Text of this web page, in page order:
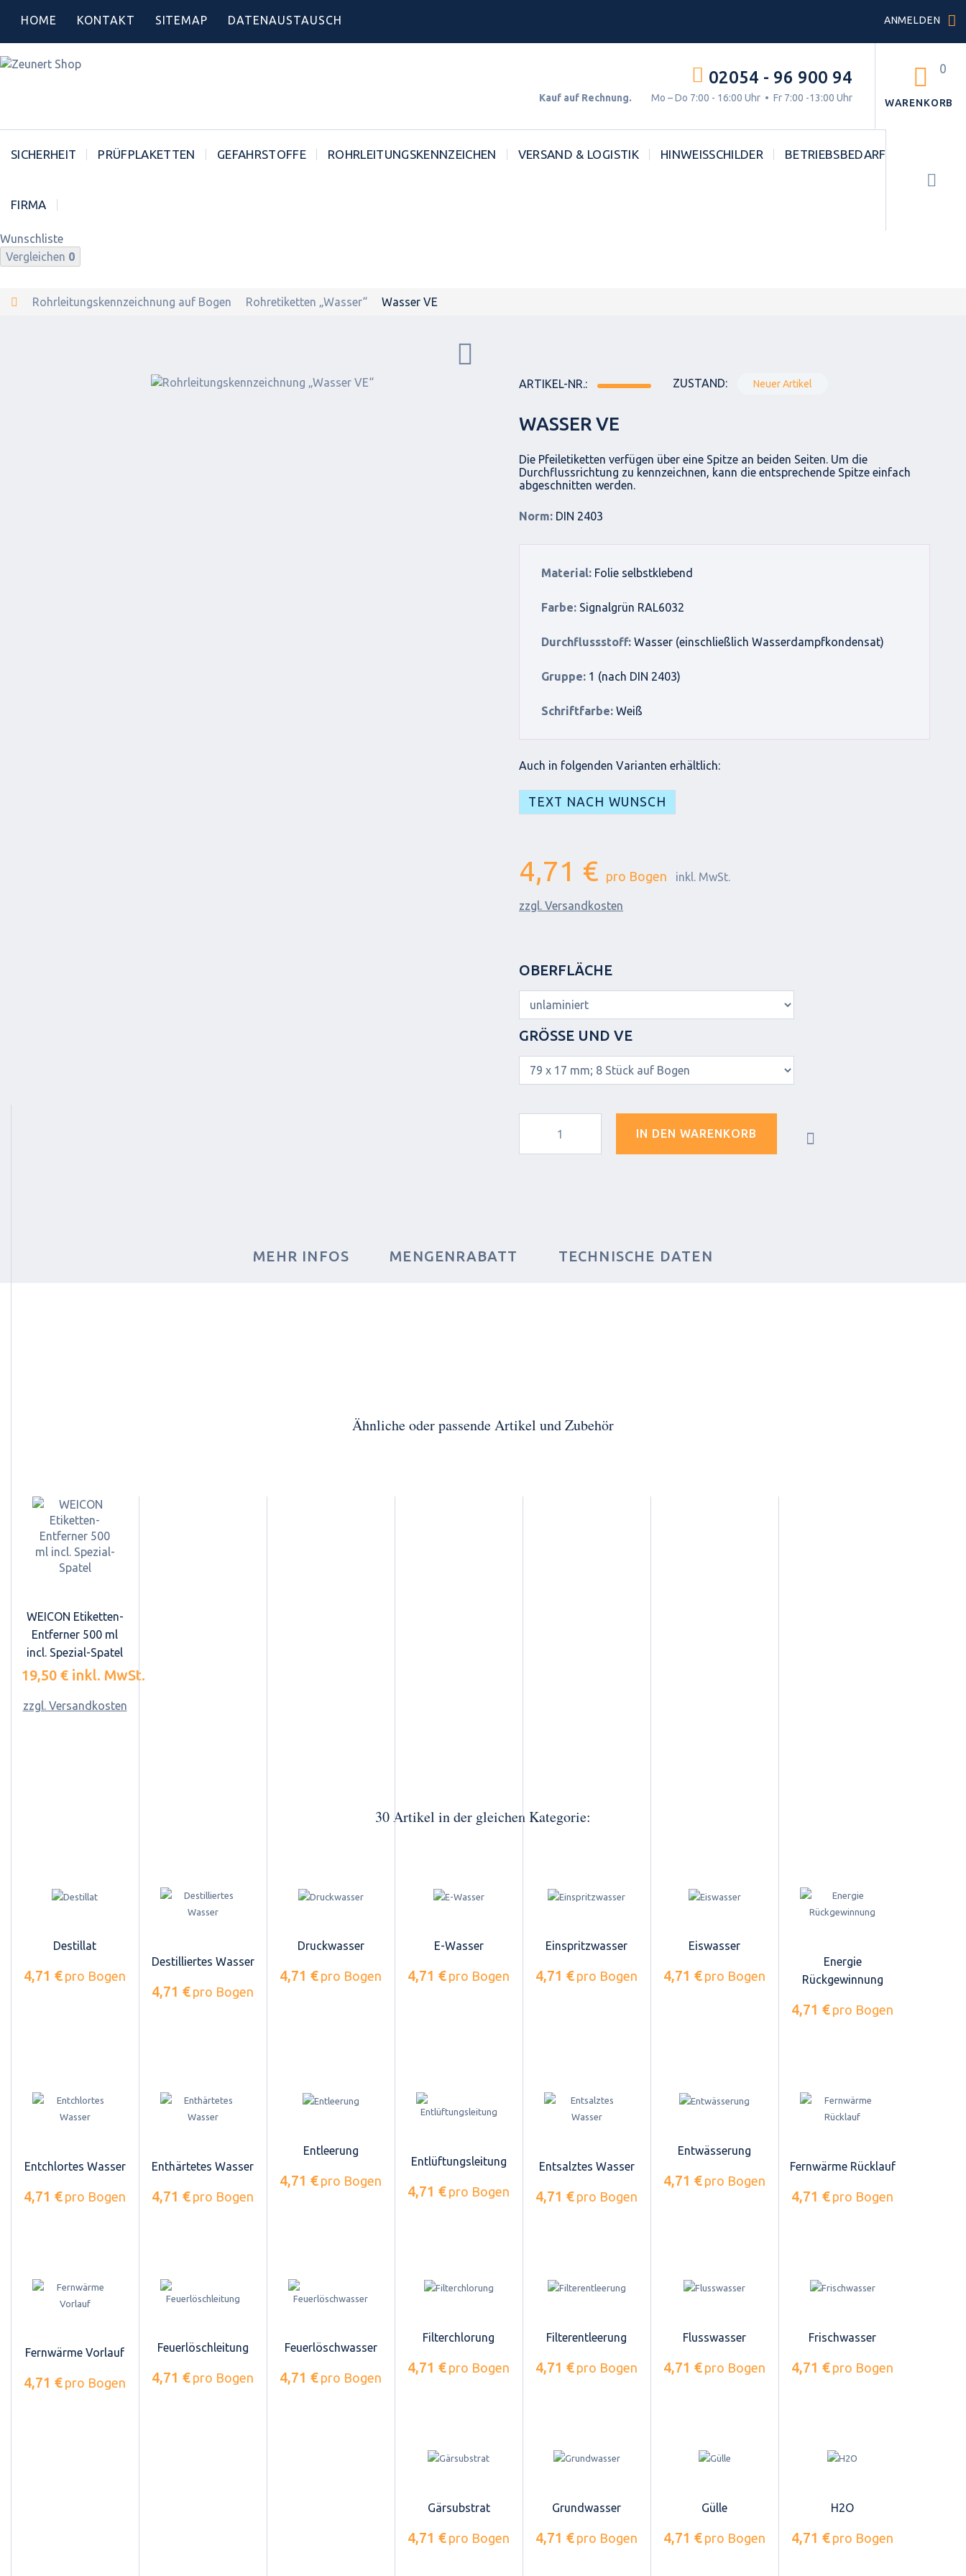
HOME KONTAKT SITEMAP DATENAUSTAUSCH ANMELDEN
WARENKORB
0
02054 - 96 900 94
Kauf auf Rechnung. Mo – Do 7:00 - 16:00 Uhr • Fr 7:00 -13:00 Uhr
SICHERHEIT PRÜFPLAKETTEN GEFAHRSTOFFE ROHRLEITUNGSKENNZEICHEN VERSAND & LOGISTIK HINWEISSCHILDER BETRIEBSBEDARF
FIRMA
Wunschliste
Vergleichen 0
Rohrleitungskennzeichnung auf Bogen Rohretiketten „Wasser“ Wasser VE
ARTIKEL-NR.: ZUSTAND: Neuer Artikel
WASSER VE
Die Pfeiletiketten verfügen über eine Spitze an beiden Seiten. Um die
Durchflussrichtung zu kennzeichnen, kann die entsprechende Spitze einfach
abgeschnitten werden.
Norm: DIN 2403
Material: Folie selbstklebend
Farbe: Signalgrün RAL6032
Durchflussstoff: Wasser (einschließlich Wasserdampfkondensat)
Gruppe: 1 (nach DIN 2403)
Schriftfarbe: Weiß
Auch in folgenden Varianten erhältlich:
TEXT NACH WUNSCH
4,71 € pro Bogen inkl. MwSt.
zzgl. Versandkosten
OBERFLÄCHE
GRÖSSE UND VE
IN DEN WARENKORB
MEHR INFOS MENGENRABATT TECHNISCHE DATEN
Ähnliche oder passende Artikel und Zubehör
WEICON Etiketten-
Entferner 500 ml
incl. Spezial-Spatel
19,50 € inkl. MwSt.
zzgl. Versandkosten
30 Artikel in der gleichen Kategorie:
Destillat
4,71 € pro Bogen
Destilliertes Wasser
4,71 € pro Bogen
Druckwasser
4,71 € pro Bogen
E-Wasser
4,71 € pro Bogen
Einspritzwasser
4,71 € pro Bogen
Eiswasser
4,71 € pro Bogen
Energie
Rückgewinnung
4,71 € pro Bogen
Entchlortes Wasser
4,71 € pro Bogen
Enthärtetes Wasser
4,71 € pro Bogen
Entleerung
4,71 € pro Bogen
Entlüftungsleitung
4,71 € pro Bogen
Entsalztes Wasser
4,71 € pro Bogen
Entwässerung
4,71 € pro Bogen
Fernwärme Rücklauf
4,71 € pro Bogen
Fernwärme Vorlauf
4,71 € pro Bogen
Feuerlöschleitung
4,71 € pro Bogen
Feuerlöschwasser
4,71 € pro Bogen
Filterchlorung
4,71 € pro Bogen
Filterentleerung
4,71 € pro Bogen
Flusswasser
4,71 € pro Bogen
Frischwasser
4,71 € pro Bogen
Gärsubstrat
4,71 € pro Bogen
Grundwasser
4,71 € pro Bogen
Gülle
4,71 € pro Bogen
H2O
4,71 € pro Bogen